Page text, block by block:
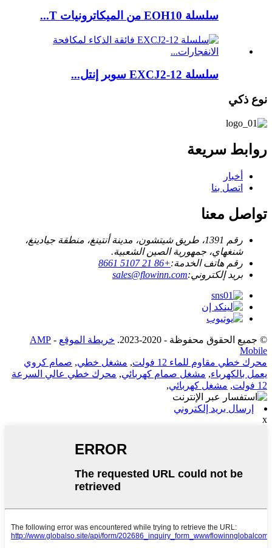
سلسلة EOH10 من الميكاترونيات T...
سلسلة EXCJ2-12 سوبر إنتل...
نوع ذكي
روابط سريعة
أخبار
اتصل بنا
تواصل معنا
رقم 1391، طريق شيتشون، مدينة أنتينغ، منطقة جيادينغ،
شنغهاي، جمهورية الصين الشعبية.
رقم هاتف الخدمة:+86 21 5107 8661
بريد إلكتروني:sales@flowinn.com
© جميع الحقوق محفوظة - 2020-2023. خريطة الموقع -
AMP
Mobile
محرك خطي مقاوم للماء 12 فولت
, مشغل خطي, صمام كروي
يعمل بالكهرباء, مشغل صمام كهربائي, محرك خطي عالي السرعة
12 فولت
, مشغل كهربائي,
إرسال بريد إلكتروني
x